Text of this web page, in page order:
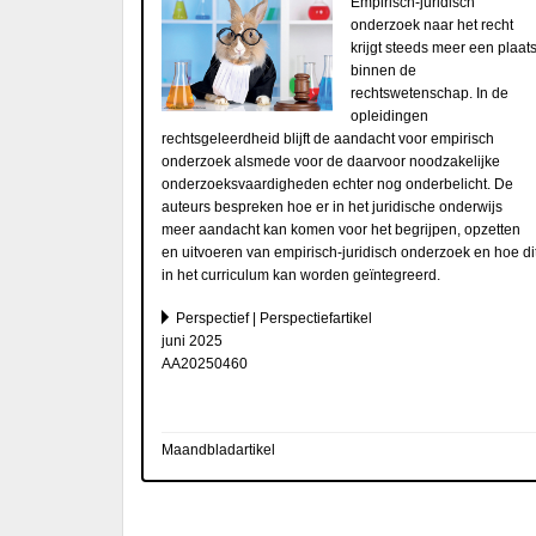
onderzoek naar het recht
krijgt steeds meer een plaats
binnen de
rechtswetenschap. In de
opleidingen
rechtsgeleerdheid blijft de aandacht voor empirisch
onderzoek alsmede voor de daarvoor noodzakelijke
onderzoeksvaardigheden echter nog onderbelicht. De
auteurs bespreken hoe er in het juridische onderwijs
meer aandacht kan komen voor het begrijpen, opzetten
en uitvoeren van empirisch-juridisch onderzoek en hoe
in het curriculum kan worden geïntegreerd.
Perspectief | Perspectiefartikel
juni 2025
AA20250460
Maandbladartikel